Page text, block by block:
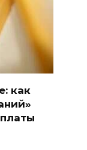
как